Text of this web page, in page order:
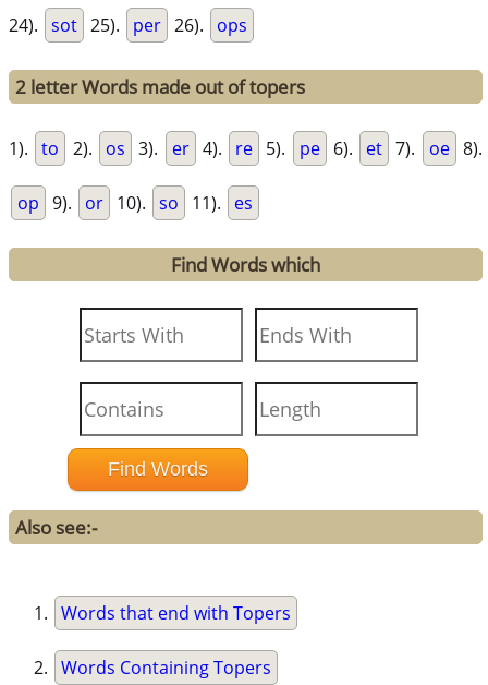
24). sot 25). per 26). ops
2 letter Words made out of topers
1). to 2). os 3). er 4). re 5). pe 6). et 7). oe 8).
op 9). or 10). so 11). es
Find Words which
Also see:-
Words that end with Topers
Words Containing Topers